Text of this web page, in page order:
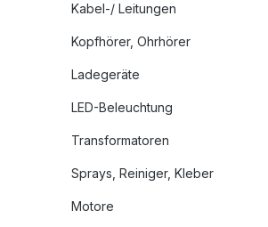
Kabel-/ Leitungen
Kopfhörer, Ohrhörer
Ladegeräte
LED-Beleuchtung
Transformatoren
Sprays, Reiniger, Kleber
Motore